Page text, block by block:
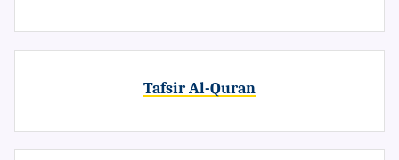
Tafsir Al-Quran